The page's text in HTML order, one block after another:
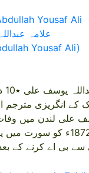
علامہ
Yousaf Ali)
علی لندن میں وفات
یوسف علی 4 اپریل 1872ء